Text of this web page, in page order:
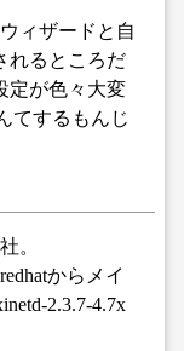
ィザードと自
れるところだ
定が色々大変
てするもんじ
。
からメイ
2.3.7-4.7x